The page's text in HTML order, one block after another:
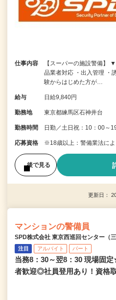
仕事内容
【スーパーの施設警備】
品業者対応 ・出入管理 ・
験からはじめた方が…
給与 日給9,840円
勤務地 東京都練馬区石神井台
勤務時間 日勤／土日祝：10：00～
応募資格 ※18歳以上：警備業法によ
後で見る
更新日：
マンションの警備員
SPD株式会社 東京西巡回センター（
注目 アルバイト パート
当務8：30～翌8：30 現場固
者歓迎◎社員登用あり！資格